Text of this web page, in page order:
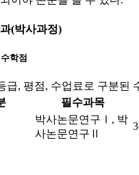
(박사과정)
학점
급, 평점, 수업료로 구분된
필수과목
박사논문연구Ⅰ, 박
사논문연구Ⅱ